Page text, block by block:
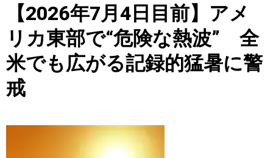
【2026年7月4日目前】アメ
リカ東部で“危険な熱波” 全
米でも広がる記録的猛暑に警
戒